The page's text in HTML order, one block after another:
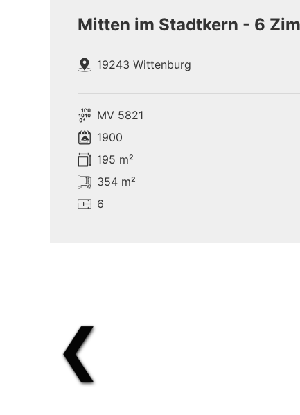
Mitten im Stadtkern - 6
19243 Wittenburg
MV 5821
1900
195 m²
354 m²
6
❮